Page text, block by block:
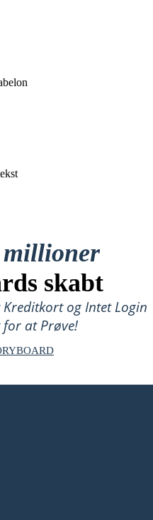
millioner
skabt
og Intet Login
at Prøve!